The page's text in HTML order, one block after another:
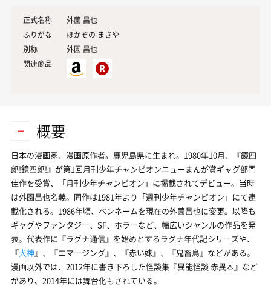
正式名称
外薗 昌也
ふりがな
ほかぞの まさや
別称
外園 昌也
関連商品
概要
日本の漫画家、漫画原作者。鹿児島県に生まれ。1980年10月、『鏡四
郎!鏡四郎!』が第1回月刊少年チャンピオンニューまんが賞ギャグ部門
佳作を受賞、「月刊少年チャンピオン」に掲載されてデビュー。当時
は外園昌也名義。同作は1981年より「週刊少年チャンピオン」にて連
載化される。1986年頃、ペンネームを現在の外薗昌也に変更。以降も
ギャグやファンタジー、SF、ホラーなど、幅広いジャンルの作品を発
表。代表作に『ラグナ通信』を始めとするラグナ年代記シリーズや、
『犬神』、『エマージング』、『赤い妹』、『鬼畜島』などがある。
漫画以外では、2012年に書き下ろした怪談集『異能怪談 赤異本』など
があり、2014年には舞台化もされている。